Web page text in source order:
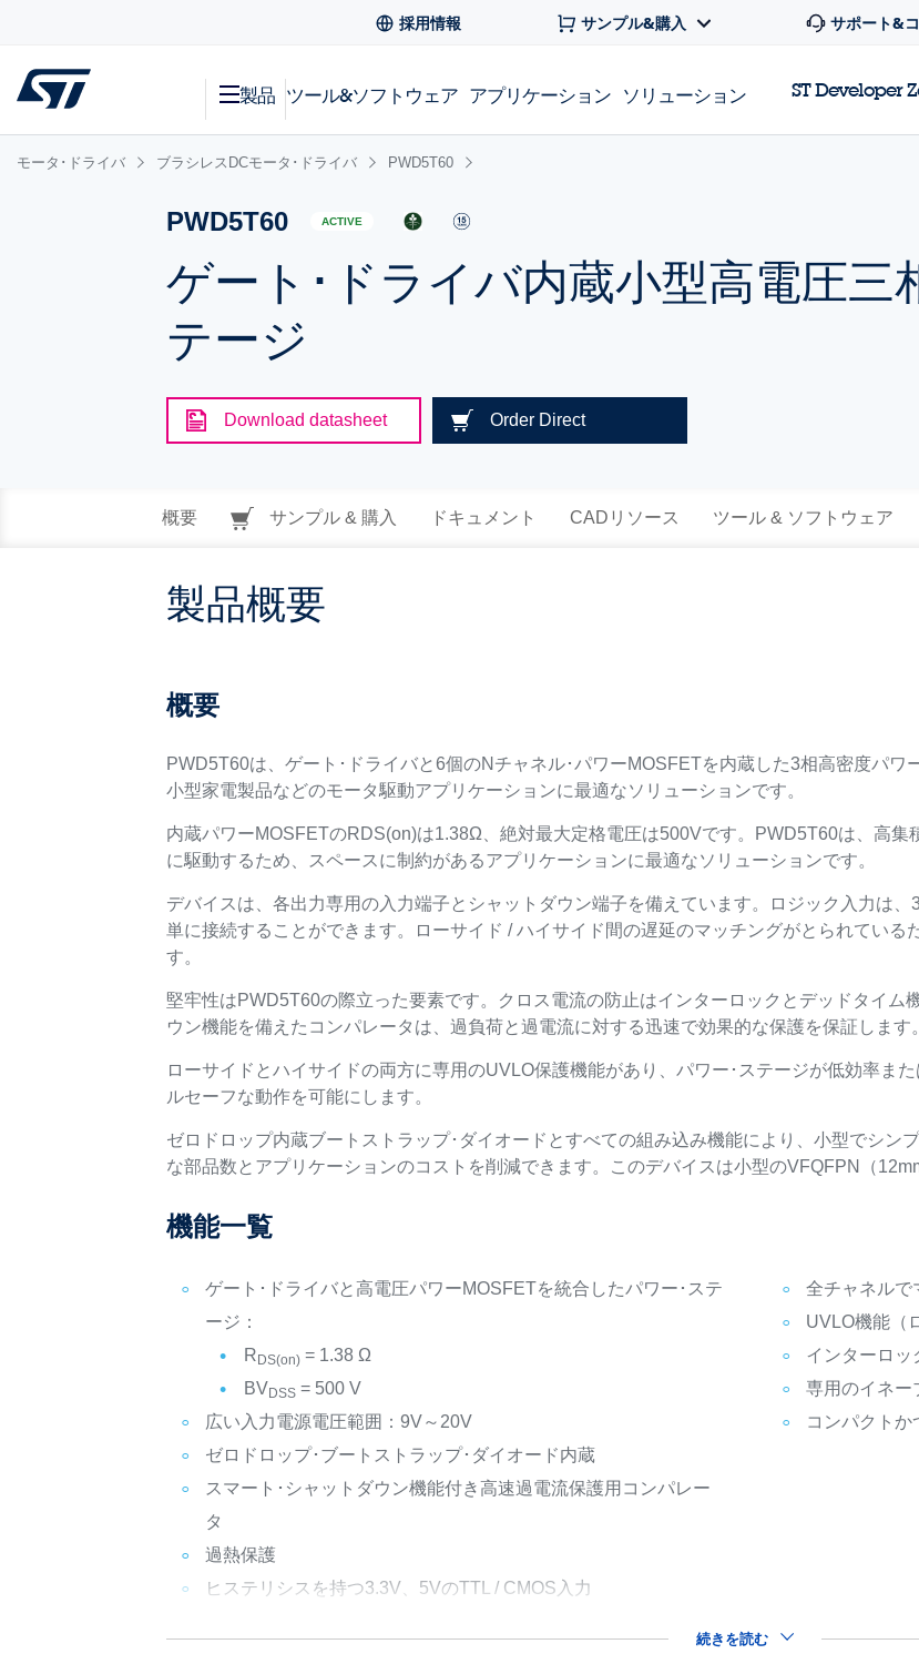
採用情報 サンプル&購入 サポート&
製品 ツール&ソフトウェア アプリケーション ソリューション ST Developer
モータ･ドライバ ブラシレスDCモータ･ドライバ PWD5T60
PWD5T60 ACTIVE
ゲート･ドライバ内蔵小型高電圧三
テージ
Download datasheet Order Direct
概要 サンプル & 購入 ドキュメント CADリソース ツール & ソフトウェア
製品概要
概要
PWD5T60は、ゲート･ドライバと6個のNチャネル･パワーMOSFETを内蔵した3相高密度パワ
小型家電製品などのモータ駆動アプリケーションに最適なソリューションです。
内蔵パワーMOSFETのRDS(on)は1.38Ω、絶対最大定格電圧は500Vです。PWD5T60は、高
に駆動するため、スペースに制約があるアプリケーションに最適なソリューションです。
デバイスは、各出力専用の入力端子とシャットダウン端子を備えています。ロジック入力は
単に接続することができます。ローサイド / ハイサイド間の遅延のマッチングがとられてい
す。
堅牢性はPWD5T60の際立った要素です。クロス電流の防止はインターロックとデッドタイム
ウン機能を備えたコンパレータは、過負荷と過電流に対する迅速で効果的な保護を保証します。
ローサイドとハイサイドの両方に専用のUVLO保護機能があり、パワー･ステージが低効率ま
ルセーフな動作を可能にします。
ゼロドロップ内蔵ブートストラップ･ダイオードとすべての組み込み機能により、小型でシン
な部品数とアプリケーションのコストを削減できます。このデバイスは小型のVFQFPN（
機能一覧
ゲート･ドライバと高電圧パワーMOSFETを統合したパワー･ステ
ージ：
R DS(on) = 1.38 Ω
BVDSS = 500 V
広い入力電源電圧範囲：9V～20V
ゼロドロップ･ブートストラップ･ダイオード内蔵
スマート･シャットダウン機能付き高速過電流保護用コンパレー
タ
過熱保護
ヒステリシスを持つ3.3V、5VのTTL / CMOS入力
全チャネルで
UVLO機能（
インターロッ
専用のイネー
コンパクトか
続きを読む